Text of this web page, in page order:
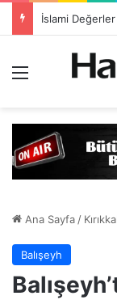
Ana Sayfa/
Balışeyh